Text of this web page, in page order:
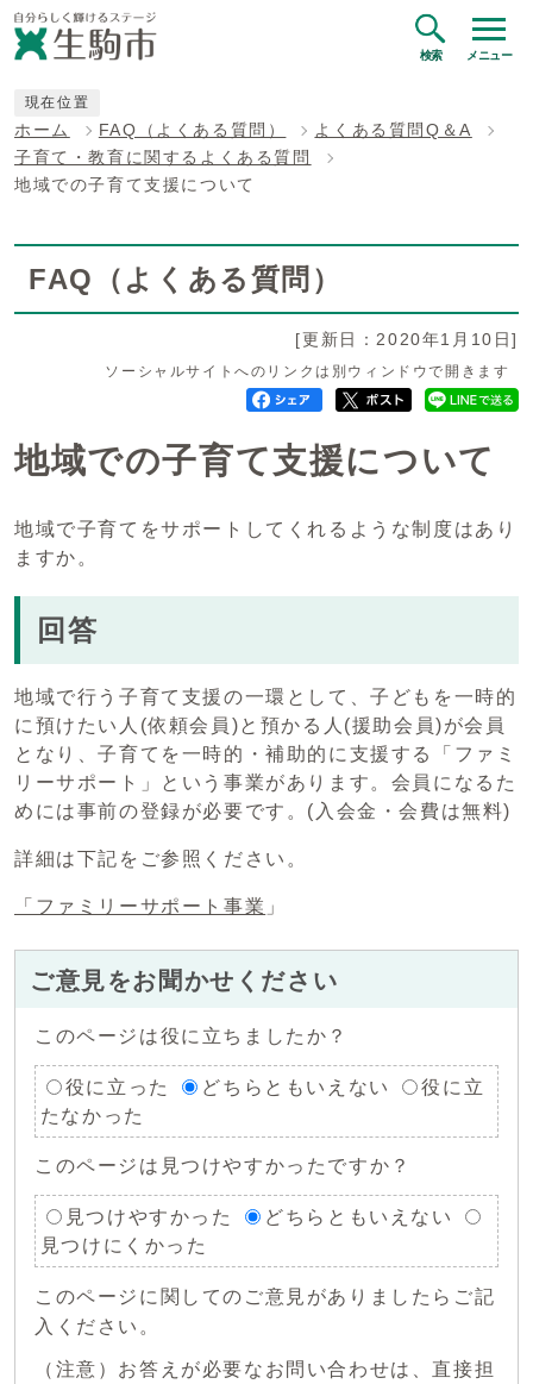
検索 メニュー
現在位置
ホーム FAQ（よくある質問）
よくある質問Q＆A
子育て・教育に関するよくある質問
地域での子育て支援について
FAQ（よくある質問）
[更新日：2020年1月10日]
ソーシャルサイトへのリンクは別ウィンドウで開きます
地域での子育て支援について
地域で子育てをサポートしてくれるような制度はあり
ますか。
回答
地域で行う子育て支援の一環として、子どもを一時的
に預けたい人(依頼会員)と預かる人(援助会員)が会員
となり、子育てを一時的・補助的に支援する「ファミ
リーサポート」という事業があります。会員になるた
めには事前の登録が必要です。(入会金・会費は無料)
詳細は下記をご参照ください。
「ファミリーサポート事業 」
ご意見をお聞かせください
このページは役に立ちましたか？
役に立った どちらともいえない
役に立
たなかった
このページは見つけやすかったですか？
見つけやすかった
どちらともいえない
見つけにくかった
このページに関してのご意見がありましたらご記
入ください。
（注意）お答えが必要なお問い合わせは、直接担